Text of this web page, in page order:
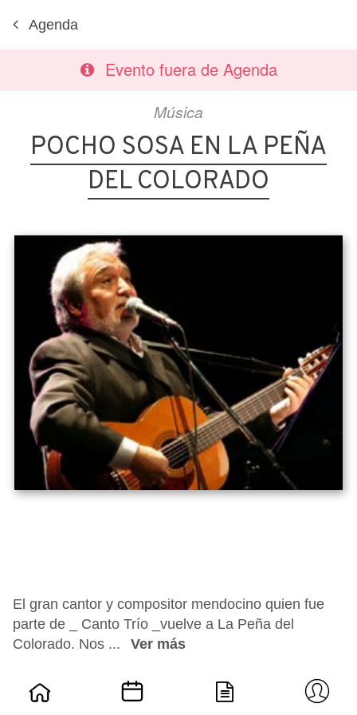
Agenda
Evento fuera de Agenda
Música
POCHO SOSA EN LA PEÑA
DEL COLORADO
El gran cantor y compositor mendocino quien fue
parte de _ Canto Trío _vuelve a La Peña del
Colorado. Nos ...
Ver más